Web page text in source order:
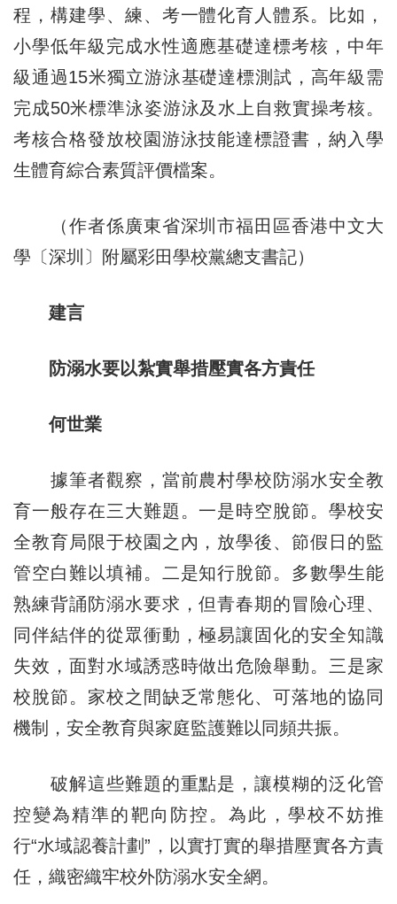
程，構建學、練、考一體化育人體系。比如，
小學低年級完成水性適應基礎達標考核，中年
級通過15米獨立游泳基礎達標測試，高年級需
完成50米標準泳姿游泳及水上自救實操考核。
考核合格發放校園游泳技能達標證書，納入學
生體育綜合素質評價檔案。
（作者係廣東省深圳市福田區香港中文大
學〔深圳〕附屬彩田學校黨總支書記）
建言
防溺水要以紮實舉措壓實各方責任
何世業
據筆者觀察，當前農村學校防溺水安全教
育一般存在三大難題。一是時空脫節。學校安
全教育局限于校園之內，放學後、節假日的監
管空白難以填補。二是知行脫節。多數學生能
熟練背誦防溺水要求，但青春期的冒險心理、
同伴結伴的從眾衝動，極易讓固化的安全知識
失效，面對水域誘惑時做出危險舉動。三是家
校脫節。家校之間缺乏常態化、可落地的協同
機制，安全教育與家庭監護難以同頻共振。
破解這些難題的重點是，讓模糊的泛化管
控變為精準的靶向防控。為此，學校不妨推
行“水域認養計劃”，以實打實的舉措壓實各方責
任，織密織牢校外防溺水安全網。